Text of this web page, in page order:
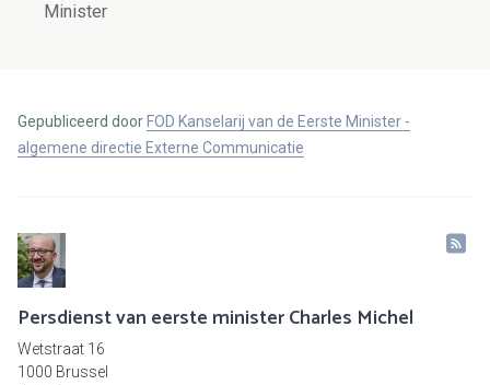
Minister
Gepubliceerd door FOD Kanselarij van de Eerste Minister -
algemene directie Externe Communicatie
Persdienst van eerste minister Charles Michel
Wetstraat 16
1000 Brussel